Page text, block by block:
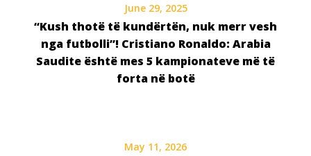
June 29, 2025
“Kush thotë të kundërtën, nuk merr vesh
nga futbolli”! Cristiano Ronaldo: Arabia
Saudite është mes 5 kampionateve më të
forta në botë
May 11, 2026